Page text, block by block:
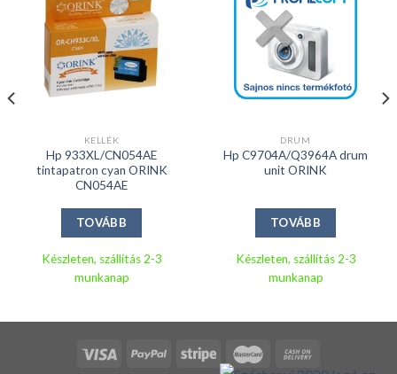
KELLÉK
Hp 933XL/CN054AE
tintapatron cyan ORINK
CN054AE
TOVÁBB
Készleten, szállítás 2-3
munkanap
DRUM
Hp C9704A/Q3964A drum
unit ORINK
TOVÁBB
Készleten, szállítás 2-3
munkanap